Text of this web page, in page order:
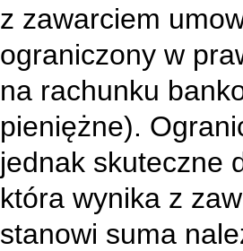
z zawarciem
ograniczony w
na rachunku
pieniężne).
jednak skuteczne
która wynika z
stanowi suma